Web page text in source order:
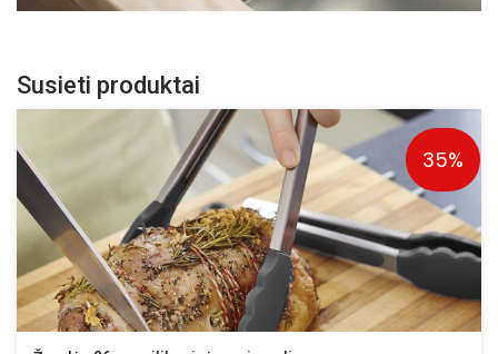
Susieti produktai
35%